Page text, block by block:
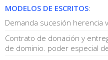
MODELOS DE ESCRITOS:
Demanda sucesión herencia
Contrato de donación y
de dominio. poder especial